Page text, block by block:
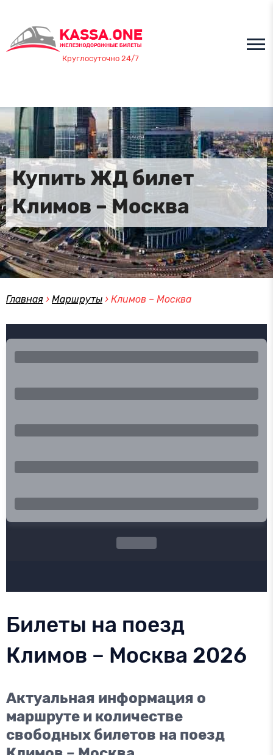
Круглосуточно 24/7
Купить ЖД билет
Климов – Москва
Главная › Маршруты › Климов – Москва
Поиск
Билеты на поезд
Климов – Москва 2026
Актуальная информация о
маршруте и количестве
свободных билетов на поезд